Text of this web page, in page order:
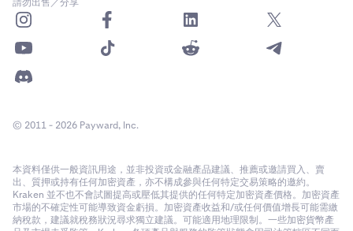
© 2011 - 2026 Payward, Inc.
本資料僅供一般資訊用途，並非投資或金融產品建議、推薦或邀請買入、賣
出、質押或持有任何加密資產，亦不構成參與任何特定交易策略的邀約。
Kraken 並不也不會試圖提高或壓低其提供的任何特定加密資產價格。加密資產
市場的不確定性可能導致資金虧損。加密資產收益和/或任何價值增長可能需繳
納稅款，建議就稅務狀況尋求獨立建議。可能適用地理限制。一些加密貨幣產